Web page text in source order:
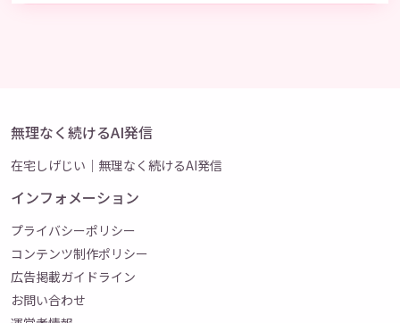
無理なく続けるAI発信
在宅しげじい｜無理なく続けるAI発信
インフォメーション
プライバシーポリシー
コンテンツ制作ポリシー
広告掲載ガイドライン
お問い合わせ